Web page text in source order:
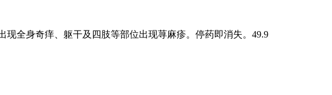
现全身奇痒、躯干及四肢等部位出现荨麻疹。停药即消失。49.9